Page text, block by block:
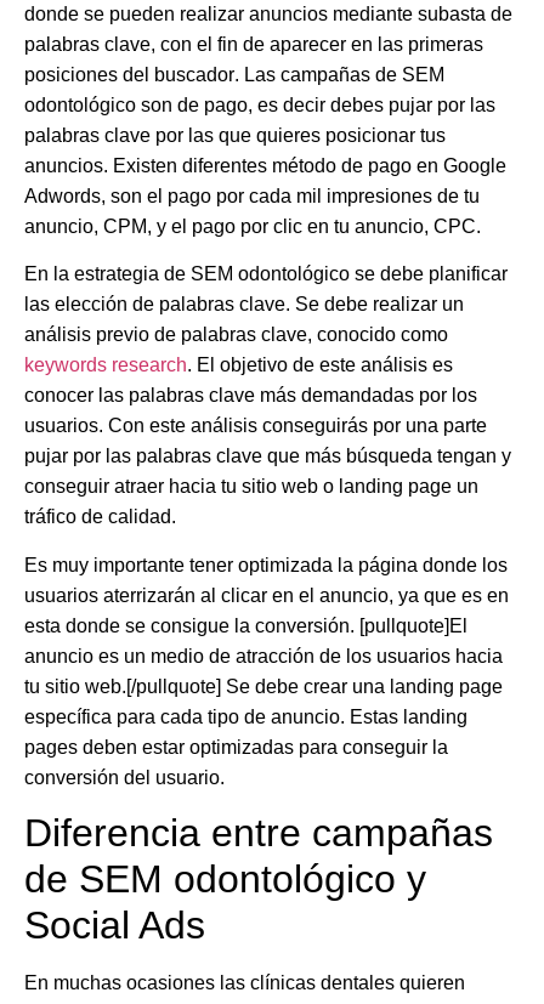
donde se pueden realizar anuncios mediante subasta de
palabras clave, con el fin de aparecer en las primeras
posiciones del buscador. Las campañas de SEM
odontológico son de pago, es decir debes pujar por las
palabras clave por las que quieres posicionar tus
anuncios. Existen diferentes método de pago en Google
Adwords, son el pago por cada mil impresiones de tu
anuncio, CPM, y el pago por clic en tu anuncio, CPC.
En la estrategia de SEM odontológico se debe planificar
las elección de palabras clave. Se debe realizar un
análisis previo de palabras clave, conocido como
keywords research. El objetivo de este análisis es
conocer las palabras clave más demandadas por los
usuarios. Con este análisis conseguirás por una parte
pujar por las palabras clave que más búsqueda tengan y
conseguir atraer hacia tu sitio web o landing page un
tráfico de calidad.
Es muy importante tener optimizada la página donde los
usuarios aterrizarán al clicar en el anuncio, ya que es en
esta donde se consigue la conversión. [pullquote]El
anuncio es un medio de atracción de los usuarios hacia
tu sitio web.[/pullquote] Se debe crear una landing page
específica para cada tipo de anuncio. Estas landing
pages deben estar optimizadas para conseguir la
conversión del usuario.
Diferencia entre campañas
de SEM odontológico y
Social Ads
En muchas ocasiones las clínicas dentales quieren